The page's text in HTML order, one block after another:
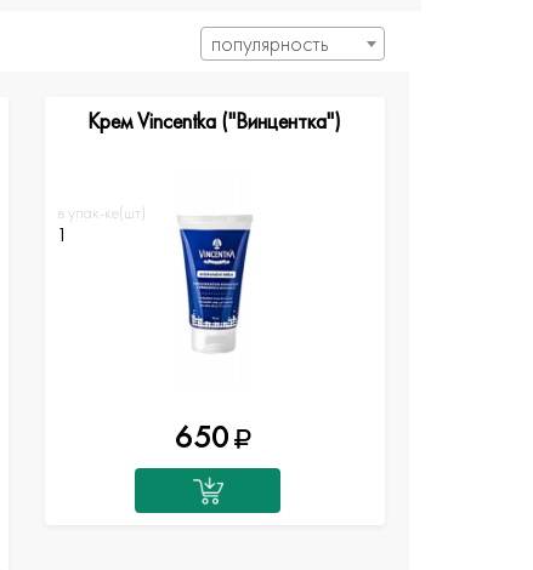
популярность
в упак-ке(шт)
1
Крем Vincentka ("Винцентка")
650